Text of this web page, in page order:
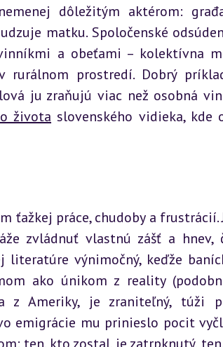
dôležitým aktérom:
matku. Spoločenské
a obeťami – kolektívna
prostredí. Dobrý
ju zraňujú viac než osobná
života slovenského vidieka, kde
ťažkej práce, chudoby a frustrácií.
zvládnuť vlastnú zášť a hnev,
výnimočný, keďže
ako únikom z reality
z Ameriky, je zraniteľný, túži
emigrácie mu prinieslo pocit